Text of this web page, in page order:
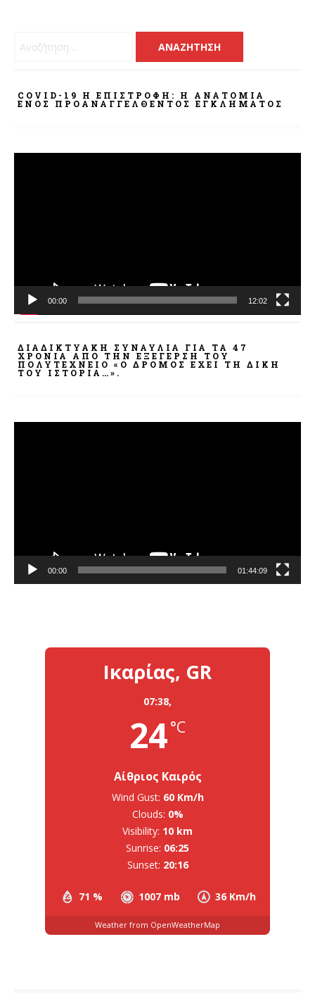
Αναζήτηση για:
COVID-19 Η ΕΠΙΣΤΡΟΦΗ: Η ΑΝΑΤΟΜΊΑ
ΕΝΌΣ ΠΡΟΑΝΑΓΓΕΛΘΈΝΤΟΣ ΕΓΚΛΉΜΑΤΟΣ
00:00 12:02
ΔΙΑΔΙΚΤΥΑΚΉ ΣΥΝΑΥΛΊΑ ΓΙΑ ΤΑ 47
ΧΡΌΝΙΑ ΑΠΌ ΤΗΝ ΕΞΈΓΕΡΣΗ ΤΟΥ
ΠΟΛΥΤΕΧΝΕΊΟ «Ο ΔΡΌΜΟΣ ΈΧΕΙ ΤΗ ΔΙΚΉ
ΤΟΥ ΙΣΤΟΡΊΑ…».
00:00 01:44:09
Ικαρίας, GR
07:38,
24°C
Αίθριος Καιρός
71 % 1007 mb 36 Km/h
Wind Gust: 60 Km/h
Clouds: 0%
Visibility: 10 km
Sunrise: 06:25
Sunset: 20:16
Weather from OpenWeatherMap